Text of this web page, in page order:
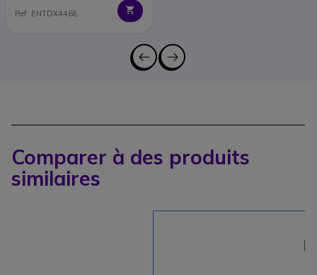
Ref: ENTDX446E
Comparer à des produits
similaires